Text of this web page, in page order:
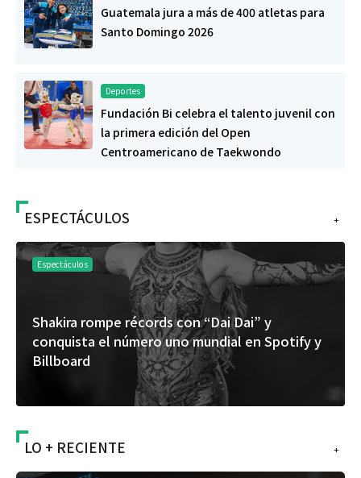
Guatemala jura a más de 400 atletas para
Santo Domingo 2026
Deportes
Fundación Bi celebra el talento juvenil con
la primera edición del Open
Centroamericano de Taekwondo
+
ESPECTÁCULOS
Espectáculos
Shakira rompe récords con “Dai Dai” y
conquista el número uno mundial en Spotify y
Billboard
+
LO + RECIENTE